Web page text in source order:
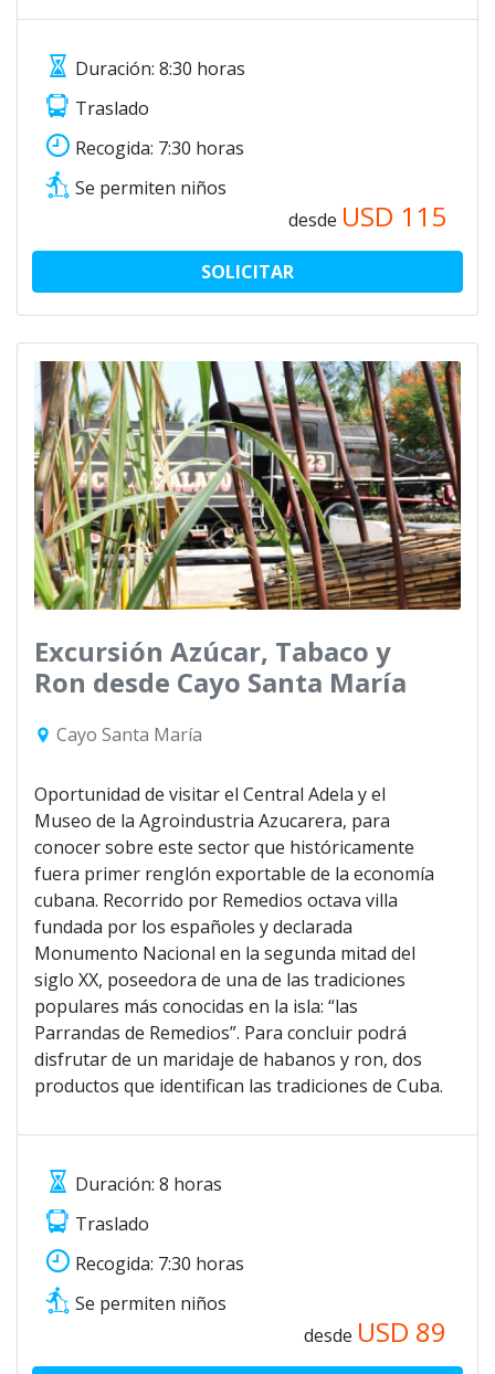
Duración: 8:30 horas
Traslado
Recogida: 7:30 horas
Se permiten niños
desde USD 115
SOLICITAR
Excursión Azúcar, Tabaco y
Ron desde Cayo Santa María
Cayo Santa María
Oportunidad de visitar el Central Adela y el
Museo de la Agroindustria Azucarera, para
conocer sobre este sector que históricamente
fuera primer renglón exportable de la economía
cubana. Recorrido por Remedios octava villa
fundada por los españoles y declarada
Monumento Nacional en la segunda mitad del
siglo XX, poseedora de una de las tradiciones
populares más conocidas en la isla: “las
Parrandas de Remedios”. Para concluir podrá
disfrutar de un maridaje de habanos y ron, dos
productos que identifican las tradiciones de Cuba.
Duración: 8 horas
Traslado
Recogida: 7:30 horas
Se permiten niños
desde USD 89